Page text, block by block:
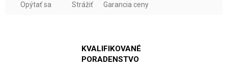
Opýtať sa Strážiť Garancia ceny
KVALIFIKOVANÉ
PORADENSTVO